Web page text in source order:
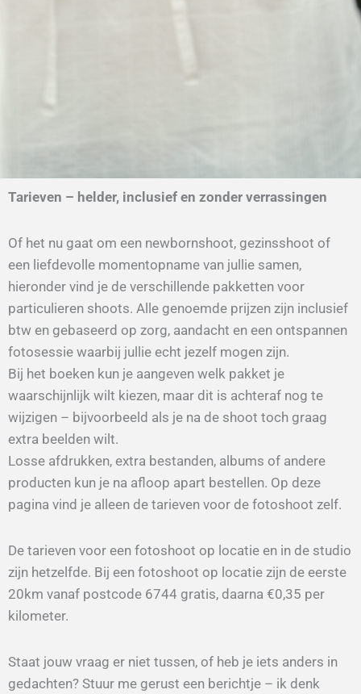
Tarieven – helder, inclusief en zonder verrassingen
Of het nu gaat om een newbornshoot, gezinsshoot of
een liefdevolle momentopname van jullie samen,
hieronder vind je de verschillende pakketten voor
particulieren shoots. Alle genoemde prijzen zijn inclusief
btw en gebaseerd op zorg, aandacht en een ontspannen
fotosessie waarbij jullie echt jezelf mogen zijn.
Bij het boeken kun je aangeven welk pakket je
waarschijnlijk wilt kiezen, maar dit is achteraf nog te
wijzigen – bijvoorbeeld als je na de shoot toch graag
extra beelden wilt.
Losse afdrukken, extra bestanden, albums of andere
producten kun je na afloop apart bestellen. Op deze
pagina vind je alleen de tarieven voor de fotoshoot zelf.
De tarieven voor een fotoshoot op locatie en in de studio
zijn hetzelfde. Bij een fotoshoot op locatie zijn de eerste
20km vanaf postcode 6744 gratis, daarna €0,35 per
kilometer.
Staat jouw vraag er niet tussen, of heb je iets anders in
gedachten? Stuur me gerust een berichtje – ik denk